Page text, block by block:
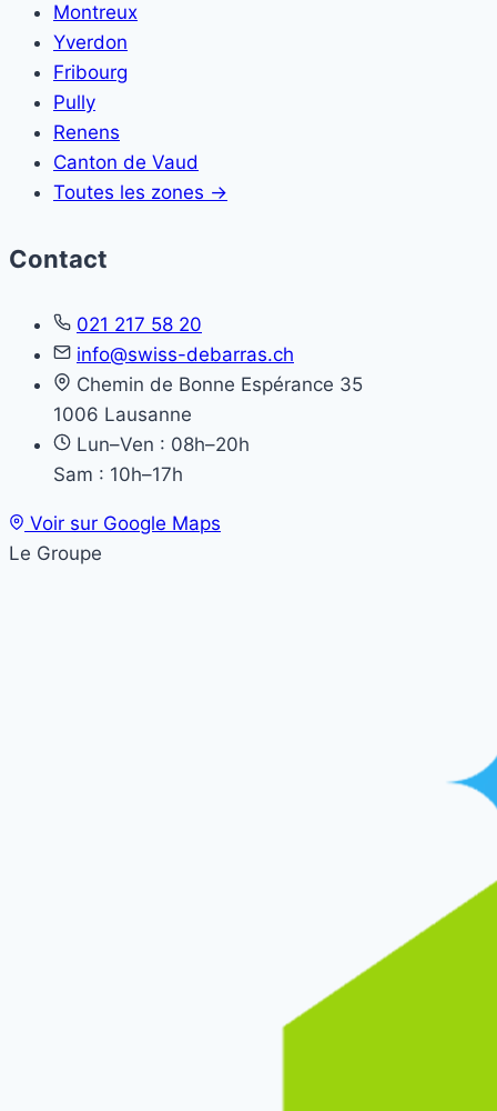
Montreux
Yverdon
Fribourg
Pully
Renens
Canton de Vaud
Toutes les zones →
Contact
021 217 58 20
info@swiss-debarras.ch
Chemin de Bonne Espérance 35
1006 Lausanne
Lun–Ven : 08h–20h
Sam : 10h–17h
Voir sur Google Maps
Le Groupe